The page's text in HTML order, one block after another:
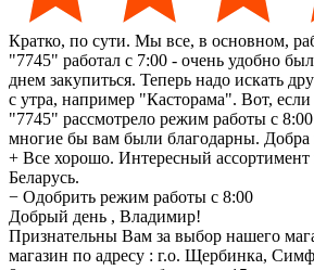
Кратко, по сути. Мы все, в основном,
"7745" работал с 7:00 - очень удобно
днем закупиться. Теперь надо искать
с утра, например "Касторама". Вот,
"7745" рассмотрело режим работы с
многие бы вам были благодарны. Добра
+ Все хорошо. Интересный ассортимент
Беларусь.
− Одобрить режим работы с 8:00
Добрый день , Владимир!
Признательны Вам за выбор нашего
магазин по адресу : г.о. Щербинка,